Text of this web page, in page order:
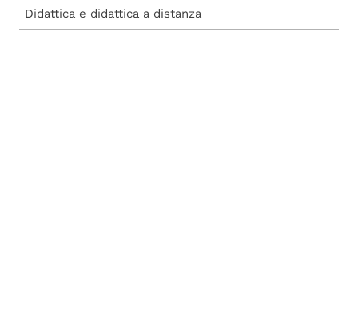
Didattica e didattica a distanza